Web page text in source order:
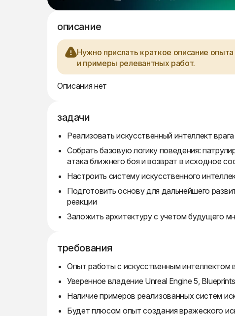
описание
Нужно прислать краткое описание
и примеры релевантных работ.
Описания нет
задачи
Реализовать искусственный интеллект
Собрать базовую логику поведения:
атака ближнего боя и возврат в исходное
Настроить систему искусственного
Подготовить основу для дальнейшего
реакции
Заложить архитектуру с учетом будущего
требования
Опыт работы с искусственным интеллектом
Уверенное владение Unreal Engine 5,
Наличие примеров реализованных систем
Будет плюсом опыт создания вражеского